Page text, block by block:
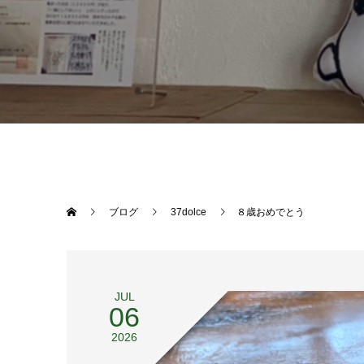
ブログ 37dolce ８歳おめでとう
JUL
06
2026